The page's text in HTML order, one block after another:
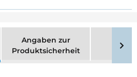
Angaben zur
Produktsicherheit